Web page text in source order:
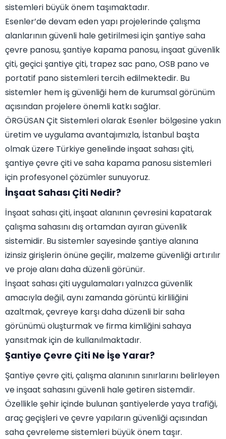
sistemleri büyük önem taşımaktadır.
Esenler’de devam eden yapı projelerinde çalışma
alanlarının güvenli hale getirilmesi için şantiye saha
çevre panosu, şantiye kapama panosu, inşaat güvenlik
çiti, geçici şantiye çiti, trapez sac pano, OSB pano ve
portatif pano sistemleri tercih edilmektedir. Bu
sistemler hem iş güvenliği hem de kurumsal görünüm
açısından projelere önemli katkı sağlar.
ÖRGÜSAN Çit Sistemleri olarak Esenler bölgesine yakın
üretim ve uygulama avantajımızla, İstanbul başta
olmak üzere Türkiye genelinde inşaat sahası çiti,
şantiye çevre çiti ve saha kapama panosu sistemleri
için profesyonel çözümler sunuyoruz.
İnşaat Sahası Çiti Nedir?
İnşaat sahası çiti, inşaat alanının çevresini kapatarak
çalışma sahasını dış ortamdan ayıran güvenlik
sistemidir. Bu sistemler sayesinde şantiye alanına
izinsiz girişlerin önüne geçilir, malzeme güvenliği artırılır
ve proje alanı daha düzenli görünür.
İnşaat sahası çiti uygulamaları yalnızca güvenlik
amacıyla değil, aynı zamanda görüntü kirliliğini
azaltmak, çevreye karşı daha düzenli bir saha
görünümü oluşturmak ve firma kimliğini sahaya
yansıtmak için de kullanılmaktadır.
Şantiye Çevre Çiti Ne İşe Yarar?
Şantiye çevre çiti, çalışma alanının sınırlarını belirleyen
ve inşaat sahasını güvenli hale getiren sistemdir.
Özellikle şehir içinde bulunan şantiyelerde yaya trafiği,
araç geçişleri ve çevre yapıların güvenliği açısından
saha çevreleme sistemleri büyük önem taşır.